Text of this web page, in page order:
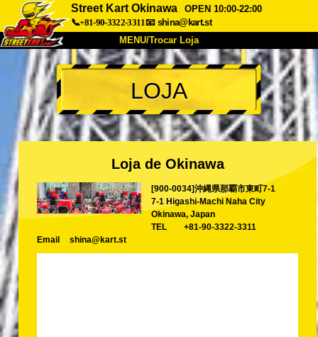
Street Kart Okinawa
OPEN 10:00-22:00
📞+81-90-3322-3311📧 shina@kart.st
MENU/Trocar Loja
INÍCIO
Sobre Especificações Preços
Acesso Opiniões FAQ
Empresa Reserva
Trocar Loja
Tokyo Shinagawa Tokyo Akihabara#1
Tokyo Akihabara#2 Tokyo Shibuya
Tokyo Shibuya Annex
LOJA
Loja de Okinawa
[900-0034]沖縄県那覇市東町7-1
7-1 Higashi-Machi Naha City
Okinawa, Japan
TEL
+81-90-3322-3311
Email
shina@kart.st